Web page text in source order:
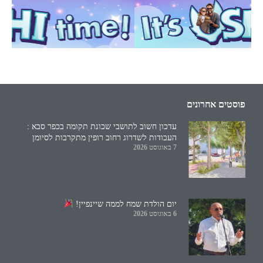
פוסטים אחרונים
עדכון חשוב לתושבי שכונת תקומה בכפר סבא :
העבודות לשדרוג רחוב רופין מתקרבות לסיומן
7 באוגוסט 2026
יום הולדת שמח לממה שיינפיין!
6 באוגוסט 2026